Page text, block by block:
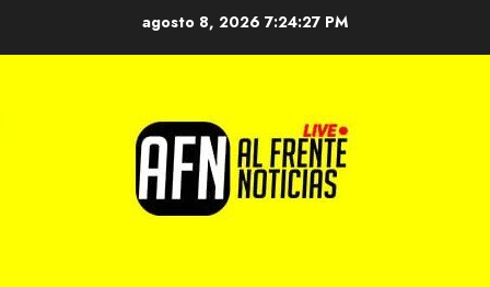
agosto 8, 2026 7:24:28 PM